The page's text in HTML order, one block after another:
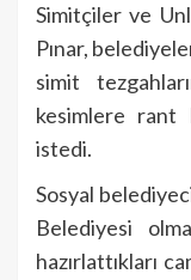
Simitçiler ve
Pınar,
simit
kesimlere rant
istedi.
Sosyal
Belediyesi
hazırlattıkları